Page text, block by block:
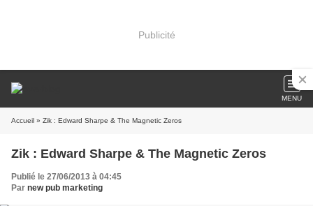
Publicité
MENU
Accueil » Zik : Edward Sharpe & The Magnetic Zeros
Zik : Edward Sharpe & The Magnetic Zeros
Publié le 27/06/2013 à 04:45
Par new pub marketing